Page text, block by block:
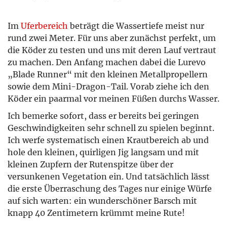
Im Uferbereich beträgt die Wassertiefe meist nur
rund zwei Meter. Für uns aber zunächst perfekt, um
die Köder zu testen und uns mit deren Lauf vertraut
zu machen. Den Anfang machen dabei die Lurevo
„Blade Runner“ mit den kleinen Metallpropellern
sowie dem Mini-Dragon-Tail. Vorab ziehe ich den
Köder ein paarmal vor meinen Füßen durchs Wasser.
Ich bemerke sofort, dass er bereits bei geringen
Geschwindigkeiten sehr schnell zu spielen beginnt.
Ich werfe systematisch einen Krautbereich ab und
hole den kleinen, quirligen Jig langsam und mit
kleinen Zupfern der Rutenspitze über der
versunkenen Vegetation ein. Und tatsächlich lässt
die erste Überraschung des Tages nur einige Würfe
auf sich warten: ein wunderschöner Barsch mit
knapp 40 Zentimetern krümmt meine Rute!